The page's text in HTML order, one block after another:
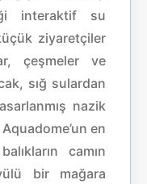
interaktif su
ziyaretçiler
çeşmeler ve
sığ sulardan
nazik
en
camın
bir mağara